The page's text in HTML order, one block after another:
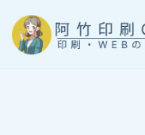
ン
テ
ビ
ゲ